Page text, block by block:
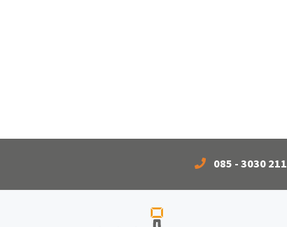
085 - 3030 211